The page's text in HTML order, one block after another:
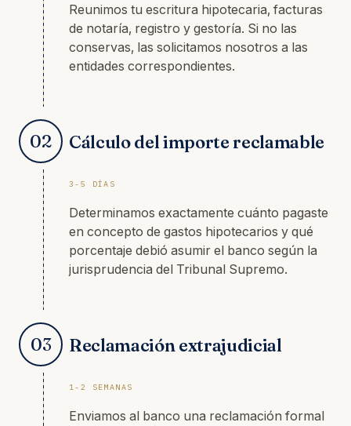
Reunimos tu escritura hipotecaria, facturas
de notaría, registro y gestoría. Si no las
conservas, las solicitamos nosotros a las
entidades correspondientes.
02 Cálculo del importe reclamable
3-5 DÍAS
Determinamos exactamente cuánto pagaste
en concepto de gastos hipotecarios y qué
porcentaje debió asumir el banco según la
jurisprudencia del Tribunal Supremo.
03 Reclamación extrajudicial
1-2 SEMANAS
Enviamos al banco una reclamación formal